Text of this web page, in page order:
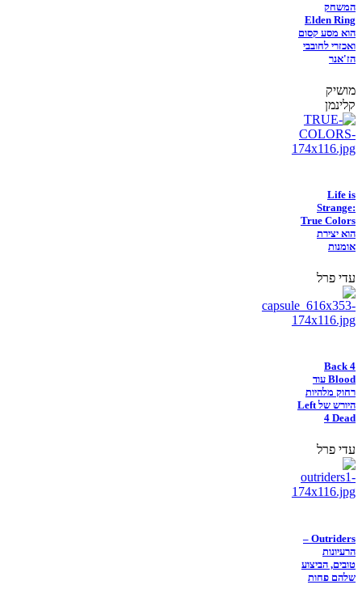
המשחק
Elden Ring
הוא מסע קסום
ואכזרי לחובבי
הז'אנר
מושיק
קלינמן
Life is
Strange:
True Colors
הוא יצירת
אומנות
עדי פרל
Back 4
Blood עוד
רחוק מלהיות
היורש של Left
4 Dead
עדי פרל
Outriders –
הרעיונות
טובים, הביצוע
שלהם פחות